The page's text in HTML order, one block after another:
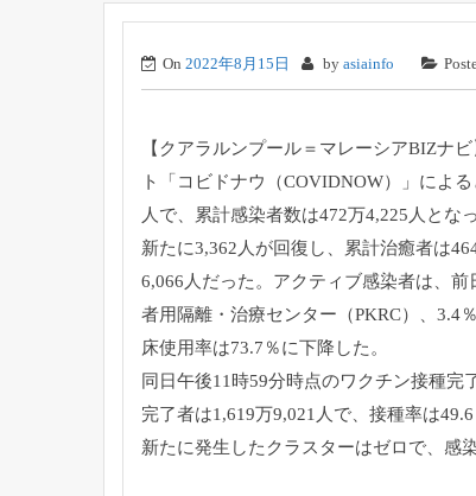
On 2022年8月15日 by asiainfo
【クアラルンプール＝マレーシアBIZナ
ト「コビドナウ（COVIDNOW）」によ
人で、累計感染者数は472万4,225人となっ
新たに3,362人が回復し、累計治癒者は
6,066人だった。アクティブ感染者は、
者用隔離・治療センター（PKRC）、3.4
床使用率は73.7％に下降した。
同日午後11時59分時点のワクチン接種完
完了者は1,619万9,021人で、接種率は
新たに発生したクラスターはゼロで、感